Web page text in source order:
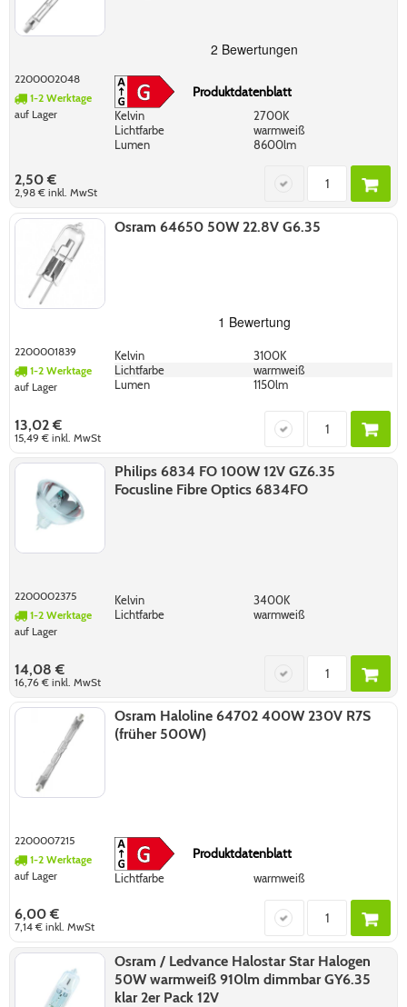
2200002048
1-2 Werktage
auf Lager
Produktdatenblatt
Kelvin
2700K
Lichtfarbe
warmweiß
Lumen
8600lm
2,50 €
2,98 €inkl. MwSt
Osram 64650 50W 22.8V G6.35
2200001839
1-2 Werktage
auf Lager
Kelvin
3100K
Lichtfarbe
warmweiß
Lumen
1150lm
13,02 €
15,49 €inkl. MwSt
Philips 6834 FO 100W 12V GZ6.35
Focusline Fibre Optics 6834FO
2200002375
1-2 Werktage
auf Lager
Kelvin
3400K
Lichtfarbe
warmweiß
14,08 €
16,76 €inkl. MwSt
Osram Haloline 64702 400W 230V R7S
(früher 500W)
2200007215
1-2 Werktage
auf Lager
Produktdatenblatt
Lichtfarbe warmweiß
6,00 €
7,14 €inkl. MwSt
Osram / Ledvance Halostar Star Halogen
50W warmweiß 910lm dimmbar GY6.35
klar 2er Pack 12V